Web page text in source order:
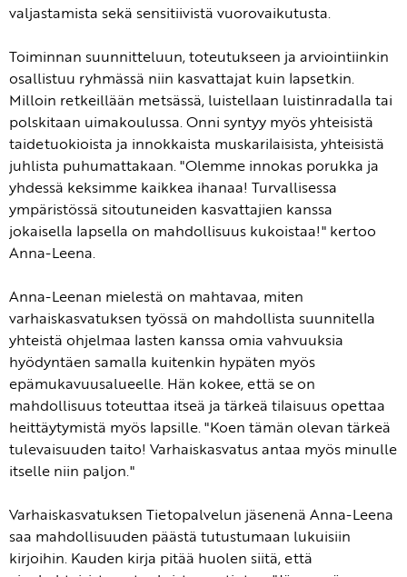
valjastamista sekä sensitiivistä vuorovaikutusta.
Toiminnan suunnitteluun, toteutukseen ja arviointiinkin
osallistuu ryhmässä niin kasvattajat kuin lapsetkin.
Milloin retkeillään metsässä, luistellaan luistinradalla tai
polskitaan uimakoulussa. Onni syntyy myös yhteisistä
taidetuokioista ja innokkaista muskarilaisista, yhteisistä
juhlista puhumattakaan. "Olemme innokas porukka ja
yhdessä keksimme kaikkea ihanaa! Turvallisessa
ympäristössä sitoutuneiden kasvattajien kanssa
jokaisella lapsella on mahdollisuus kukoistaa!" kertoo
Anna-Leena.
Anna-Leenan mielestä on mahtavaa, miten
varhaiskasvatuksen työssä on mahdollista suunnitella
yhteistä ohjelmaa lasten kanssa omia vahvuuksia
hyödyntäen samalla kuitenkin hypäten myös
epämukavuusalueelle. Hän kokee, että se on
mahdollisuus toteuttaa itseä ja tärkeä tilaisuus opettaa
heittäytymistä myös lapsille. "Koen tämän olevan tärkeä
tulevaisuuden taito! Varhaiskasvatus antaa myös minulle
itselle niin paljon."
Varhaiskasvatuksen Tietopalvelun jäsenenä Anna-Leena
saa mahdollisuuden päästä tutustumaan lukuisiin
kirjoihin. Kauden kirja pitää huolen siitä, että